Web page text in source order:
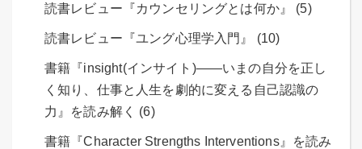
読書レビュー『カウンセリングとは何か』 (5)
読書レビュー『ユング心理学入門』 (10)
書籍『insight(インサイト)――いまの自分を正し
く知り、仕事と人生を劇的に変える自己認識の
力』を読み解く (6)
書籍『Character Strengths Interventions』を読み